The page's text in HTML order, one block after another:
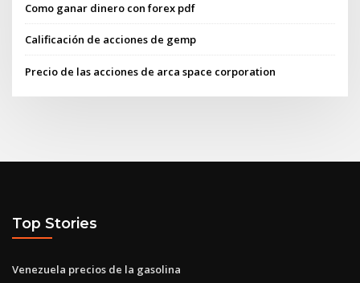
Como ganar dinero con forex pdf
Calificación de acciones de gemp
Precio de las acciones de arca space corporation
Top Stories
Venezuela precios de la gasolina